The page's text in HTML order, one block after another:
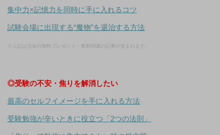
集中力×記憶力を同時に手に入れるコツ
試験会場に出現する“魔物”を退治する方法
※上記は当会の無料プレゼント・教材関連の記事が含まれます。
◎受験の不安・焦りを解消したい
最高のセルフイメージを手に入れる方法
受験勉強が辛いときに役立つ「2つの法則」